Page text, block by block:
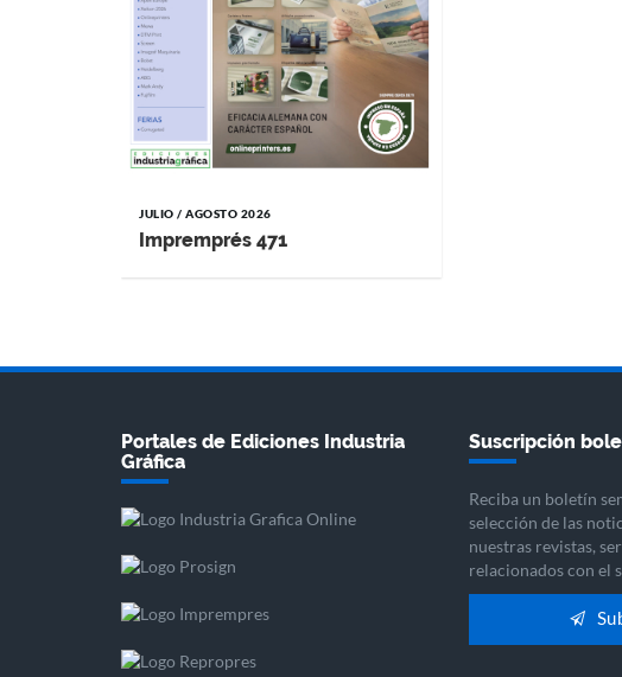
JULIO / AGOSTO 2026
Impremprés 471
Portales de Ediciones Industria
Gráfica
Suscripción
Reciba un boletín
selección de las
nuestras revistas,
relacionados con el